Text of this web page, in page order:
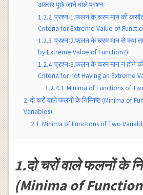
अक्सर पूछे जाने वाले प्रश्नः
1.2.2 प्रश्नः1.फलन के चरम मान की
Criteria for Extreme Value of
1.2.3 प्रश्नः2.फलन के चरम मान से क्या
by Extreme Value of Function?):
1.2.4 प्रश्नः3.फलन के चरम मान न होने
Criteria for not Having an Extreme
1.2.4.1 Minima of Functions of
2 दो चरों वाले फलनों के निम्निष्ठ (Minima of
Variables)
2.1 Minima of Functions of Two
1.दो चरों वाले फलनों के
(Minima of